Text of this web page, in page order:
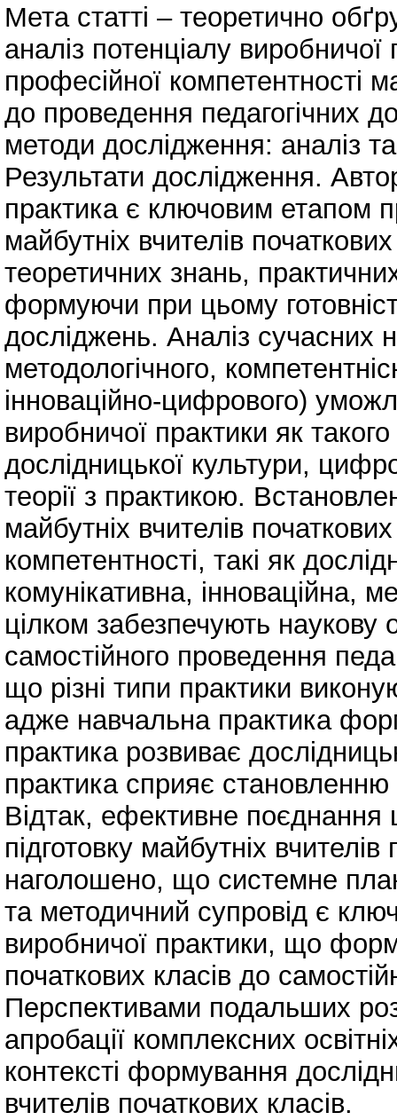
Мета статті – теоретично
аналіз потенціалу
професійної компетентності
до проведення педагогічних
методи дослідження: аналіз
Результати дослідження.
практика є ключовим етапом
майбутніх вчителів
теоретичних знань,
формуючи при цьому
досліджень. Аналіз сучасних
методологічного,
інноваційно-цифрового)
виробничої практики як
дослідницької культури,
теорії з практикою.
майбутніх вчителів
компетентності, такі як
комунікативна, інноваційна,
цілком забезпечують наукову
самостійного проведення
що різні типи практики
адже навчальна практика
практика розвиває
практика сприяє
Відтак, ефективне
підготовку майбутніх
наголошено, що системне
та методичний супровід є
виробничої практики, що
початкових класів до
Перспективами подальших
апробації комплексних
контексті формування
вчителів початкових класів.